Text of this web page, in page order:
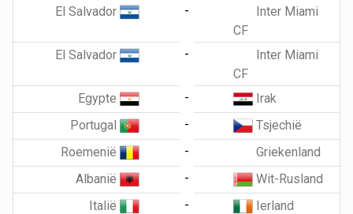
El Salvador
-
Inter Miami
CF
El Salvador
-
Inter Miami
CF
Egypte
-
Irak
Portugal
-
Tsjechië
Roemenië
-
Griekenland
Albanië
-
Wit-Rusland
Italië
-
Ierland